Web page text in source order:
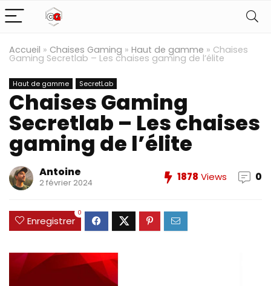
Accueil » Chaises Gaming » Haut de gamme » Chaises
Gaming Secretlab – Les chaises gaming de l’élite
Haut de gamme SecretLab
Chaises Gaming
Secretlab – Les chaises
gaming de l’élite
Antoine
2 février 2024 1878 Views 0
Enregistrer
0